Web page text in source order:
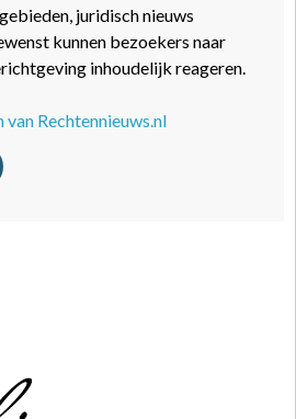
juridisch nieuws
kunnen bezoekers naar
inhoudelijk reageren.
Rechtennieuws.nl